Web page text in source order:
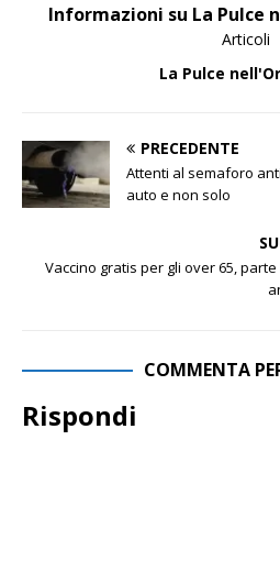
Informazioni su La Pulce
Articoli
La Pulce
PRECEDENTE
Attenti al semaforo
auto e non solo
Vaccino gratis per gli over 65,
COMMENTA
Rispondi